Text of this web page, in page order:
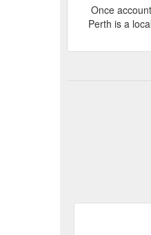
Once
Perth is a